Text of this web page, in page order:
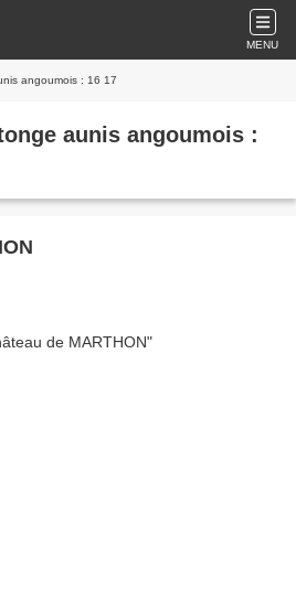
MENU
angoumois : 16 17
aunis angoumois :